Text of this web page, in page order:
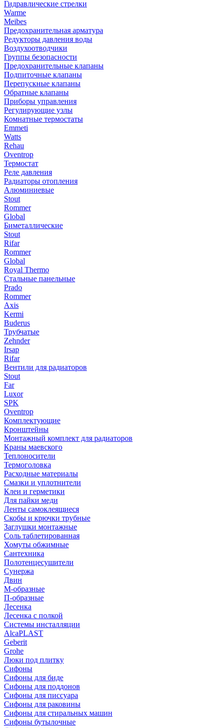
Гидравлические стрелки
Warme
Meibes
Предохранительная арматура
Редукторы давления воды
Воздухоотводчики
Группы безопасности
Предохранительные клапаны
Подпиточные клапаны
Перепускные клапаны
Обратные клапаны
Приборы управления
Регулирующие узлы
Комнатные термостаты
Emmeti
Watts
Rehau
Oventrop
Термостат
Реле давления
Радиаторы отопления
Алюминиевые
Stout
Rommer
Global
Биметаллические
Stout
Rifar
Rommer
Global
Royal Thermo
Стальные панельные
Prado
Rommer
Axis
Kermi
Buderus
Трубчатые
Zehnder
Irsap
Rifar
Вентили для радиаторов
Stout
Far
Luxor
SPK
Oventrop
Комплектующие
Кронштейны
Монтажный комплект для радиаторов
Краны маевского
Теплоносители
Термоголовка
Расходные материалы
Смазки и уплотнители
Клеи и герметики
Для пайки меди
Ленты самоклеящиеся
Скобы и крючки трубные
Заглушки монтажные
Соль таблетированная
Хомуты обжимные
Сантехника
Полотенцесушители
Сунержа
Двин
М-образные
П-образные
Лесенка
Лесенка с полкой
Системы инсталляции
AlcaPLAST
Geberit
Grohe
Люки под плитку
Сифоны
Сифoны для биде
Сифoны для поддонов
Сифoны для писсуара
Сифоны для раковины
Сифоны для стиральных машин
Сифоны бутылочные